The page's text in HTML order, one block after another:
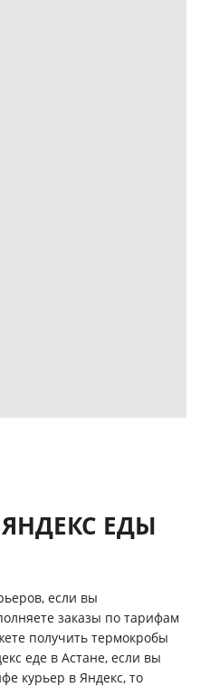
ЕДЫ
если вы
заказы по тарифам
получить термокробы
еде в Астане, если вы
курьер в Яндекс, то